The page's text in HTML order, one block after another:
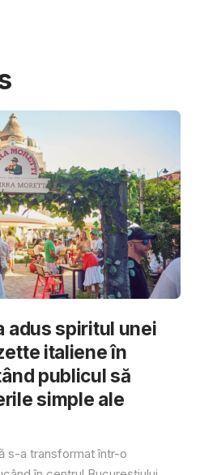
adus spiritul unei
italiene în
publicul să
simple ale
s-a transformat într-o